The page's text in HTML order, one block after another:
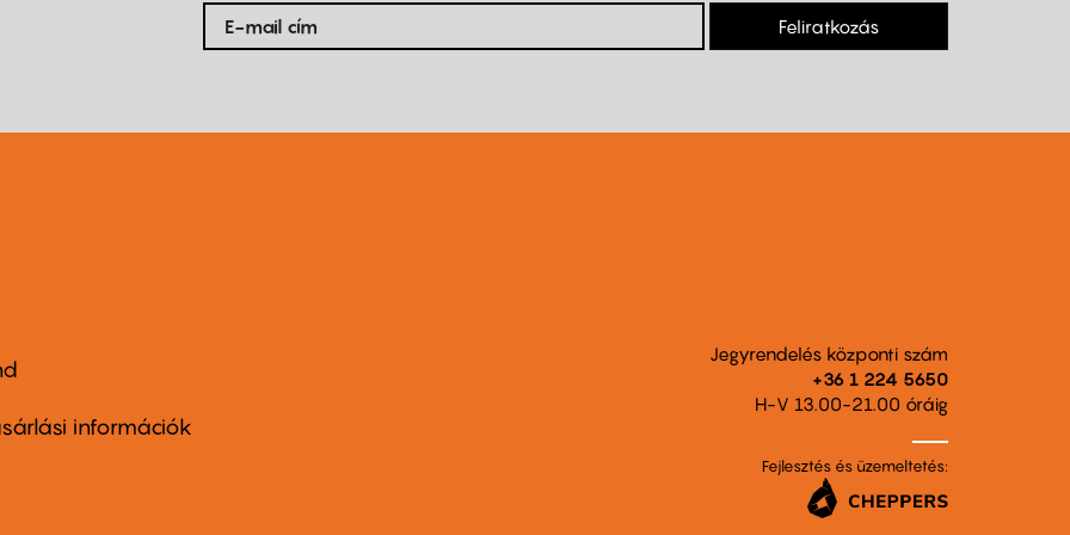
Feliratkozás
információk
Jegyrendelés központi szám
+36 1 224 5650
H-V 13.00-21.00 óráig
Fejlesztés és üzemeltetés: